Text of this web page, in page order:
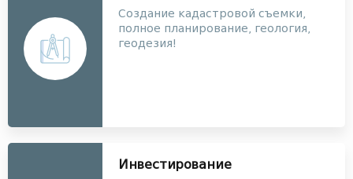
Создание кадастровой съемки,
полное планирование, геология,
геодезия!
Инвестирование